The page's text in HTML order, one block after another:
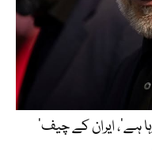
’امریکا بار بار ڈرامائی سفارت کاری کر رہا ہے‘، ایران کے چیف